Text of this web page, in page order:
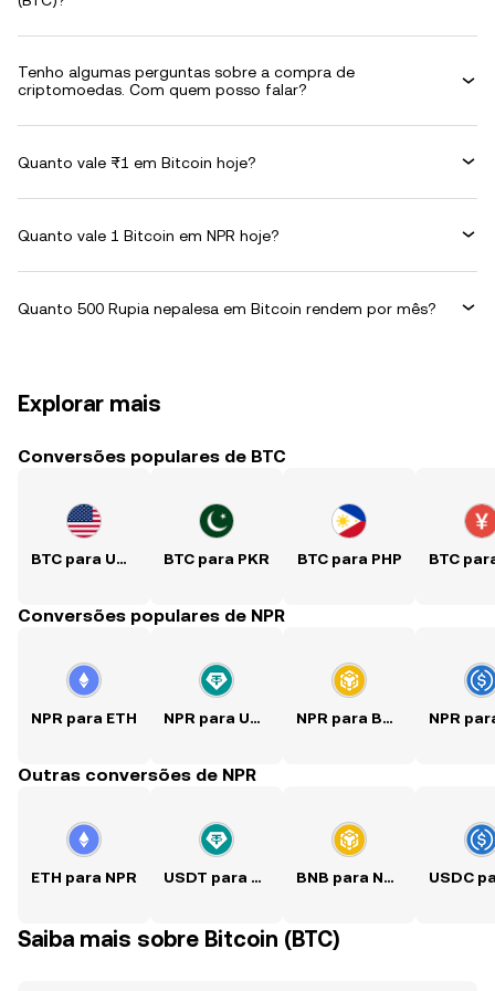
Tenho algumas perguntas sobre a compra de
criptomoedas. Com quem posso falar?
Quanto vale ₨1 em Bitcoin hoje?
Quanto vale 1 Bitcoin em NPR hoje?
Quanto 500 Rupia nepalesa em Bitcoin rendem por mês?
Explorar mais
Conversões populares de BTC
BTC para USD BTC para PKR BTC para PHP
Conversões populares de NPR
NPR para ETH NPR para USDT NPR para BNB
Outras conversões de NPR
ETH para NPR USDT para NPR BNB para NPR
Saiba mais sobre Bitcoin (BTC)